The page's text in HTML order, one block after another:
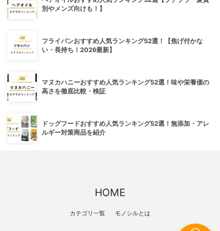
別やメンズ向けも！】
フライパンおすすめ人気ランキング52選！【焦げ付かな
い・長持ち！2026最新】
マヌカハニーおすすめ人気ランキング52選！味や栄養価の
高さを徹底比較・検証
ドッグフードおすすめ人気ランキング52選！無添加・アレ
ルギー対策商品を紹介
HOME
カテゴリ一覧 モノシルとは